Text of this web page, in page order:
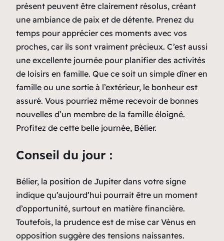
présent peuvent être clairement résolus, créant
une ambiance de paix et de détente. Prenez du
temps pour apprécier ces moments avec vos
proches, car ils sont vraiment précieux. C’est aussi
une excellente journée pour planifier des activités
de loisirs en famille. Que ce soit un simple dîner en
famille ou une sortie à l’extérieur, le bonheur est
assuré. Vous pourriez même recevoir de bonnes
nouvelles d’un membre de la famille éloigné.
Profitez de cette belle journée, Bélier.
Conseil du jour :
Bélier, la position de Jupiter dans votre signe
indique qu’aujourd’hui pourrait être un moment
d’opportunité, surtout en matière financière.
Toutefois, la prudence est de mise car Vénus en
opposition suggère des tensions naissantes.